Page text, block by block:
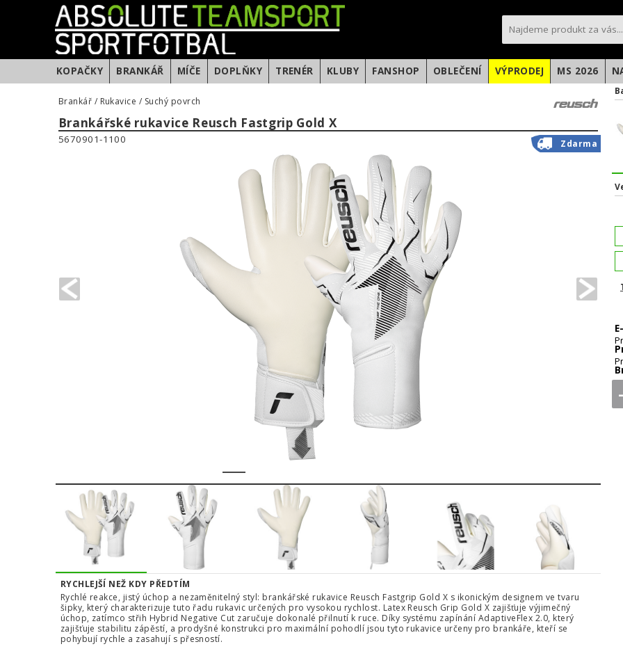
KOPAČKY BRANKÁŘ MÍČE DOPLŇKY TRENÉR KLUBY FANSHOP OBLEČENÍ VÝPRODEJ MS 2026
Brankář / Rukavice / Suchý povrch
Brankářské rukavice Reusch Fastgrip Gold X
PREVIOUS
4
5670901-1100 Zdarma
RYCHLEJŠÍ NEŽ KDY PŘEDTÍM
Rychlé reakce, jistý úchop a nezaměnitelný styl: brankářské rukavice Reusch Fastgrip Gold X s ikonickým designem ve tvaru
šipky, který charakterizuje tuto řadu rukavic určených pro vysokou rychlost. Latex Reusch Grip Gold X zajišťuje výjimečný
úchop, zatímco střih Hybrid Negative Cut zaručuje dokonalé přilnutí k ruce. Díky systému zapínání AdaptiveFlex 2.0, který
zajišťuje stabilitu zápěstí, a prodyšné konstrukci pro maximální pohodlí jsou tyto rukavice určeny pro brankáře, kteří se
pohybují rychle a zasahují s přesností.